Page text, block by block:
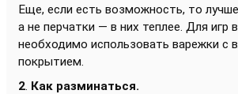
Еще, если есть возможность, то
а не перчатки — в них теплее. Для игр
необходимо использовать варежки с
покрытием.
2. Как разминаться.